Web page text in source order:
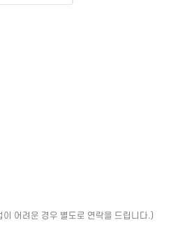
어려운 경우 별도로 연락을 드립니다.)